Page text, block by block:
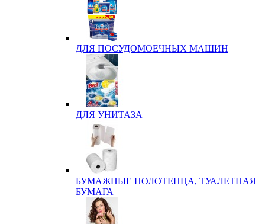
ДЛЯ ПОСУДОМОЕЧНЫХ МАШИН
ДЛЯ УНИТАЗА
БУМАЖНЫЕ ПОЛОТЕНЦА, ТУАЛЕТНАЯ
БУМАГА